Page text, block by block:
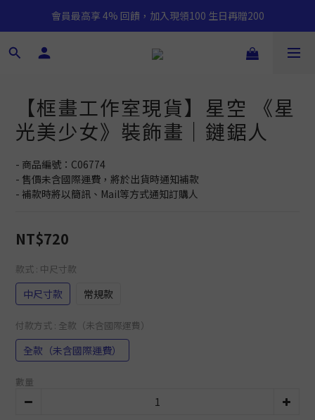
會員最高享 4% 回饋，加入現領100 生日再贈200
【框畫工作室現貨】星空 《星
光美少女》裝飾畫｜鏈鋸人
- 商品編號：C06774
- 售價未含國際運費，將於出貨時通知補款
- 補款時將以簡訊、Mail等方式通知訂購人
NT$720
款式 : 中尺寸款
中尺寸款 常規款
付款方式 : 全款（未含國際運費）
全款（未含國際運費）
數量